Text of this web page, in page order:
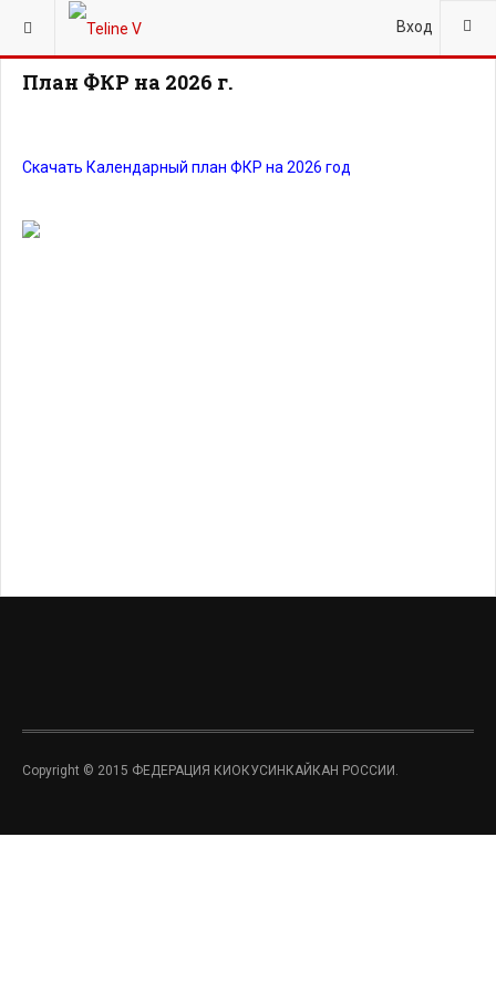
Вход
ВЫ ЗДЕСЬ: ГЛАВНАЯ
План ФКР на 2026 г.
Скачать Календарный план ФКР на 2026 год
Copyright © 2015 ФЕДЕРАЦИЯ КИОКУСИНКАЙКАН РОССИИ.